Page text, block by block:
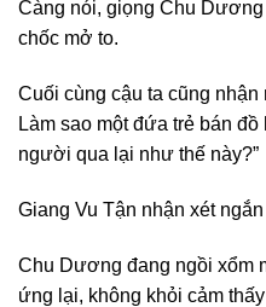
Càng nói, giọng Chu
chốc mở to.
Cuối cùng cậu ta cũng
Làm sao một đứa trẻ bán
người qua lại như thế này?”
Giang Vu Tận nhận xét ngắn
Chu Dương đang ngồi xổm
ứng lại, không khỏi cảm